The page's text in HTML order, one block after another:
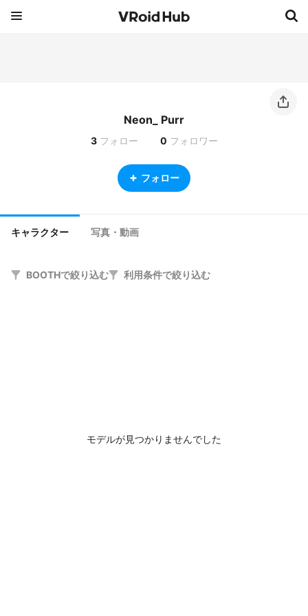
Neon_ Purr
3 フォロー 0 フォロワー
フォロー
キャラクター 写真・動画
BOOTHで絞り込む 利用条件で絞り込む
モデルが見つかりませんでした